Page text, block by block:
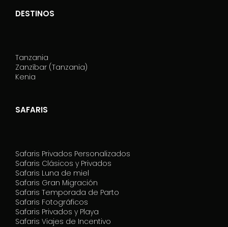
DESTINOS
Tanzania
Zanzíbar (Tanzania)
Kenia
SAFARIS
Safaris Privados Personalizados
Safaris Clásicos y Privados
Safaris Luna de miel
Safaris Gran Migración
Safaris Temporada de Parto
Safaris Fotográficos
Safaris Privados y Playa
Safaris Viajes de Incentivo